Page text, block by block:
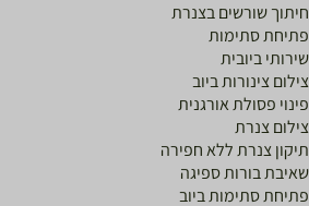
שורשים בצנרת
סתימות
ביובית
צינורות ביוב
פסולת אורגנית
צנרת
צנרת ללא חפירה
בורות ספיגה
סתימות ביוב